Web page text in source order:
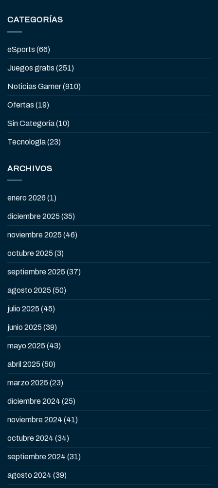
CATEGORÍAS
eSports (66)
Juegos gratis (251)
Noticias Gamer(910)
Ofertas (19)
Sin Categoría(10)
Tecnología(23)
ARCHIVOS
enero 2026 (1)
diciembre 2025 (35)
noviembre 2025 (46)
octubre 2025 (3)
septiembre 2025 (37)
agosto 2025 (50)
julio 2025 (45)
junio 2025 (39)
mayo 2025 (43)
abril 2025 (50)
marzo 2025 (23)
diciembre 2024 (25)
noviembre 2024 (41)
octubre 2024 (34)
septiembre 2024 (31)
agosto 2024 (39)